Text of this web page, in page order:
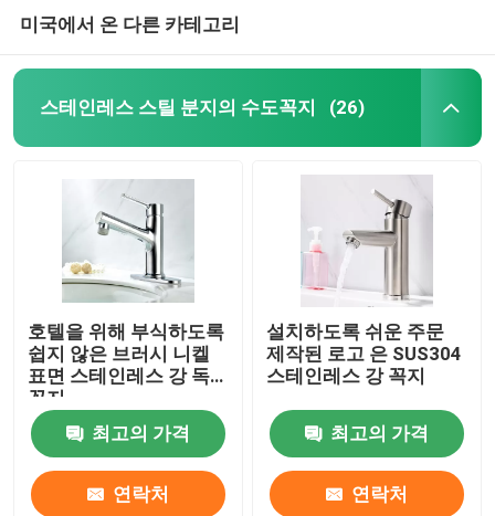
미국에서 온 다른 카테고리
스테인레스 스틸 분지의 수도꼭지 (26)
호텔을 위해 부식하도록
쉽지 않은 브러시 니켈
표면 스테인레스 강 독
꼭지
최고의 가격
연락처
설치하도록 쉬운 주문
제작된 로고 은 SUS304
스테인레스 강 꼭지
최고의 가격
연락처